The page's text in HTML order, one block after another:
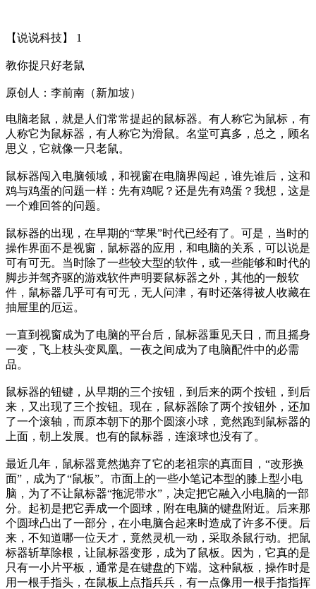
【说说科技】 1
教你捉只好老鼠
原创人：李前南（新加坡）
电脑老鼠，就是人们常常提起的鼠标器。有人称它为鼠标，有
人称它为鼠标器，有人称它为滑鼠。名堂可真多，总之，顾名
思义，它就像一只老鼠。
鼠标器闯入电脑领域，和视窗在电脑界闯起，谁先谁后，这和
鸡与鸡蛋的问题一样：先有鸡呢？还是先有鸡蛋？我想，这是
一个难回答的问题。
鼠标器的出现，在早期的“苹果”时代已经有了。可是，当时的
操作界面不是视窗，鼠标器的应用，和电脑的关系，可以说是
可有可无。当时除了一些较大型的软件，或一些能够和时代的
脚步并驾齐驱的游戏软件声明要鼠标器之外，其他的一般软
件，鼠标器几乎可有可无，无人问津，有时还落得被人收藏在
抽屉里的厄运。
一直到视窗成为了电脑的平台后，鼠标器重见天日，而且摇身
一变，飞上枝头变凤凰。一夜之间成为了电脑配件中的必需
品。
鼠标器的钮键，从早期的三个按钮，到后来的两个按钮，到后
来，又出现了三个按钮。现在，鼠标器除了两个按钮外，还加
了一个滚轴，而原本朝下的那个圆滚小球，竟然跑到鼠标器的
上面，朝上发展。也有的鼠标器，连滚球也没有了。
最近几年，鼠标器竟然抛弃了它的老祖宗的真面目，“改形换
面”，成为了“鼠板”。市面上的一些小笔记本型的膝上型小电
脑，为了不让鼠标器“拖泥带水”，决定把它融入小电脑的一部
分。起初是把它弄成一个圆球，附在电脑的键盘附近。后来那
个圆球凸出了一部分，在小电脑合起来时造成了许多不便。后
来，不知道哪一位天才，竟然灵机一动，采取杀鼠行动。把鼠
标器斩草除根，让鼠标器变形，成为了鼠板。因为，它真的是
只有一小片平板，通常是在键盘的下端。这种鼠板，操作时是
用一根手指头，在鼠板上点指兵兵，有一点像用一根手指指挥